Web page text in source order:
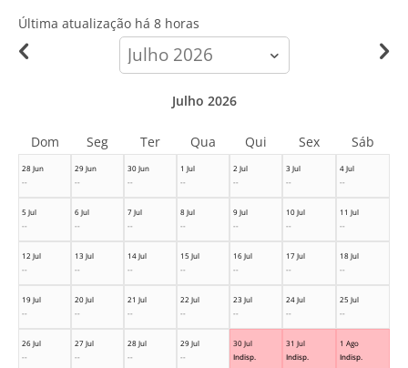
Última atualização há 8 horas
calendar-
month
28 Jun
--
29 Jun
--
30 Jun
--
1 Jul
--
2 Jul
--
3 Jul
--
4 Jul
--
5 Jul
--
6 Jul
--
7 Jul
--
8 Jul
--
9 Jul
--
10 Jul
--
11 Jul
--
12 Jul
--
13 Jul
--
14 Jul
--
15 Jul
--
16 Jul
--
17 Jul
--
18 Jul
--
19 Jul
--
20 Jul
--
21 Jul
--
22 Jul
--
23 Jul
--
24 Jul
--
25 Jul
--
26 Jul
--
27 Jul
--
28 Jul
--
29 Jul
--
30 Jul
Indisp.
31 Jul
Indisp.
1 Ago
Indisp.
Julho 2026
Dom Seg Ter Qua Qui Sex Sáb